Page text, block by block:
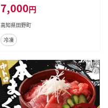
7,000円
高知県田野町
冷凍